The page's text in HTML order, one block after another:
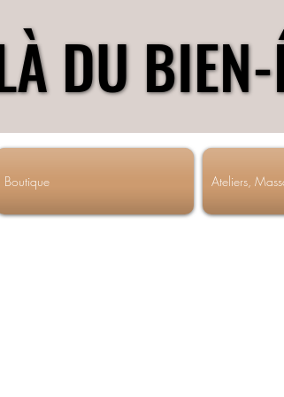
DU BIEN-
DU BIEN-
Boutique Ateliers,